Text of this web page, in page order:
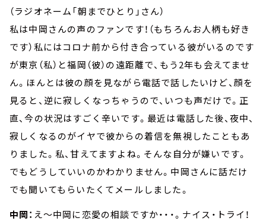
（ラジオネーム「朝までひとり」さん）
私は中岡さんの声のファンです！（もちろんお人柄も好き
です）私にはコロナ前から付き合っている彼がいるのです
が東京（私）と福岡（彼）の遠距離で、もう2年も会えてませ
ん。ほんとは彼の顔を見ながら電話で話したいけど、顔を
見ると、逆に寂しくなっちゃうので、いつも声だけで。正
直、今の状況はすごく辛いです。最近は電話した後、夜中、
寂しくなるのがイヤで彼からの着信を無視したこともあ
りました。私、甘えてますよね。そんな自分が嫌いです。
でもどうしていいのかわかりません。中岡さんに話だけ
でも聞いてもらいたくてメールしました。
中岡： え～中岡に恋愛の相談ですか・・・。ナイス・トライ！